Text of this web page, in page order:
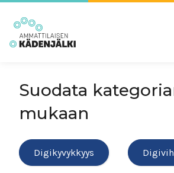
Suodata
mukaan
Digikyvykkyys